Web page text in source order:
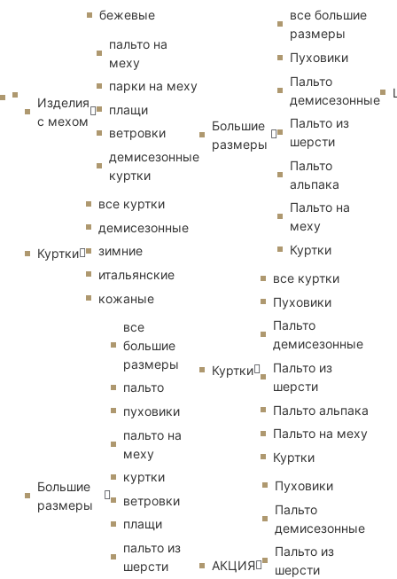
бежевые
Изделия
с мехом
пальто на
меху
парки на меху
плащи
ветровки
демисезонные
куртки
Куртки
все куртки
демисезонные
зимние
итальянские
кожаные
Большие
размеры
все
большие
размеры
пальто
пуховики
пальто на
меху
куртки
ветровки
плащи
пальто из
шерсти
Большие
размеры
все большие
размеры
Пуховики
Пальто
демисезонные
Пальто из
шерсти
Пальто
альпака
Пальто на
меху
Куртки
Куртки
все куртки
Пуховики
Пальто
демисезонные
Пальто из
шерсти
Пальто альпака
Пальто на меху
Куртки
АКЦИЯ
Пуховики
Пальто
демисезонные
Пальто из
шерсти